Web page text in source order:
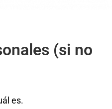
(si no
es.